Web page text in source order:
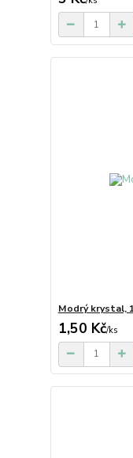
Modrý krystal,
1,50 Kč/ks